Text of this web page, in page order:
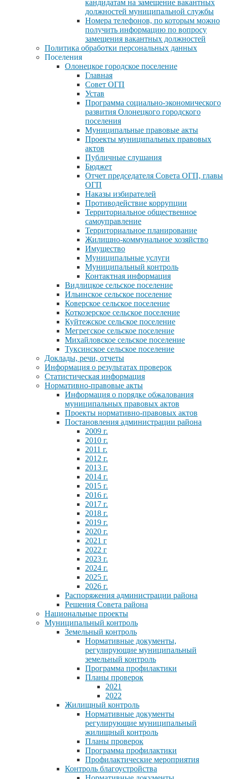
кандидатам на замещение вакантных
должностей муниципальной службы
Номера телефонов, по которым можно
получить информацию по вопросу
замещения вакантных должностей
Политика обработки персональных данных
Поселения
Олонецкое городское поселение
Главная
Совет ОГП
Устав
Программа социально-экономического
развития Олонецкого городского
поселения
Муниципальные правовые акты
Проекты муниципальных правовых
актов
Публичные слушания
Бюджет
Отчет председателя Совета ОГП, главы
ОГП
Наказы избирателей
Противодействие коррупции
Территориальное общественное
самоуправление
Территориальное планирование
Жилищно-коммунальное хозяйство
Имущество
Муниципальные услуги
Муниципальный контроль
Контактная информация
Видлицкое сельское поселение
Ильинское сельское поселение
Коверское сельское поселение
Коткозерское сельское поселение
Куйтежское сельское поселение
Мегрегское сельское поселение
Михайловское сельское поселение
Туксинское сельское поселение
Доклады, речи, отчеты
Информация о результатах проверок
Статистическая информация
Нормативно-правовые акты
Информация о порядке обжалования
муниципальных правовых актов
Проекты нормативно-правовых актов
Постановления администрации района
2009 г.
2010 г.
2011 г.
2012 г.
2013 г.
2014 г.
2015 г.
2016 г.
2017 г.
2018 г.
2019 г.
2020 г.
2021 г
2022 г
2023 г.
2024 г.
2025 г.
2026 г.
Распоряжения администрации района
Решения Совета района
Национальные проекты
Муниципальный контроль
Земельный контроль
Нормативные документы,
регулирующие муниципальный
земельный контроль
Программа профилактики
Планы проверок
2021
2022
Жилищный контроль
Нормативные документы
регулирующие муниципальный
жилищный контроль
Планы проверок
Программа профилактики
Профилактические мероприятия
Контроль благоустройства